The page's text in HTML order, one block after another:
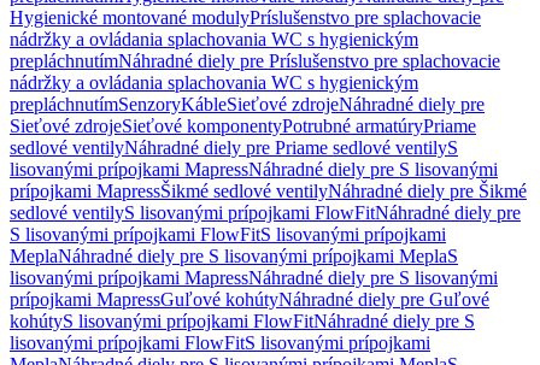
Hygienické montované modulyPríslušenstvo pre splachovacie
nádržky a ovládania splachovania WC s hygienickým
prepláchnutímNáhradné diely pre Príslušenstvo pre splachovacie
nádržky a ovládania splachovania WC s hygienickým
prepláchnutímSenzoryKábleSieťové zdrojeNáhradné diely pre
Sieťové zdrojeSieťové komponentyPotrubné armatúryPriame
sedlové ventilyNáhradné diely pre Priame sedlové ventilyS
lisovanými prípojkami MapressNáhradné diely pre S lisovanými
prípojkami MapressŠikmé sedlové ventilyNáhradné diely pre Šikmé
sedlové ventilyS lisovanými prípojkami FlowFitNáhradné diely pre
S lisovanými prípojkami FlowFitS lisovanými prípojkami
MeplaNáhradné diely pre S lisovanými prípojkami MeplaS
lisovanými prípojkami MapressNáhradné diely pre S lisovanými
prípojkami MapressGuľové kohútyNáhradné diely pre Guľové
kohútyS lisovanými prípojkami FlowFitNáhradné diely pre S
lisovanými prípojkami FlowFitS lisovanými prípojkami